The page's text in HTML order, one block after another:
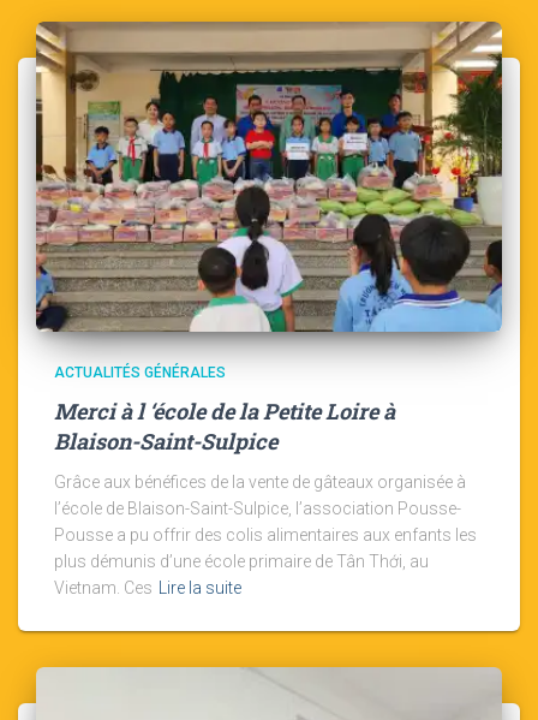
ACTUALITÉS GÉNÉRALES
Merci à l ‘école de la Petite Loire à
Blaison-Saint-Sulpice
Grâce aux bénéfices de la vente de gâteaux organisée à
l’école de Blaison-Saint-Sulpice, l’association Pousse-
Pousse a pu offrir des colis alimentaires aux enfants les
plus démunis d’une école primaire de Tân Thới, au
Vietnam. Ces Lire la suite